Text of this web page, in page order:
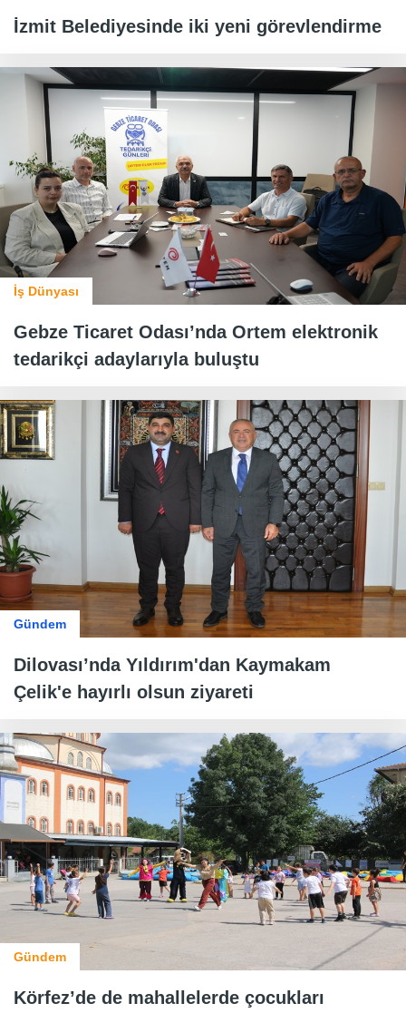
İzmit Belediyesinde iki yeni görevlendirme
İş Dünyası
Gebze Ticaret Odası’nda Ortem elektronik
tedarikçi adaylarıyla buluştu
Gündem
Dilovası’nda Yıldırım'dan Kaymakam
Çelik'e hayırlı olsun ziyareti
Gündem
Körfez’de de mahallelerde çocukları